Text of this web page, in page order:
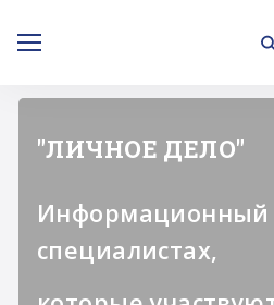
"ЛИЧНОЕ ДЕЛО"
Информационный
специалистах,